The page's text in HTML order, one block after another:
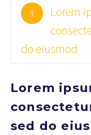
3
Lorem
do eiusmod
Lorem
sed do